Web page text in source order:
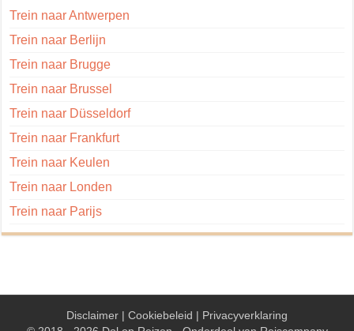
Trein naar Antwerpen
Trein naar Berlijn
Trein naar Brugge
Trein naar Brussel
Trein naar Düsseldorf
Trein naar Frankfurt
Trein naar Keulen
Trein naar Londen
Trein naar Parijs
Disclaimer | Cookiebeleid | Privacyverklaring